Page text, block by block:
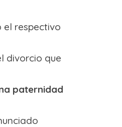
respectivo
divorcio que
paternidad